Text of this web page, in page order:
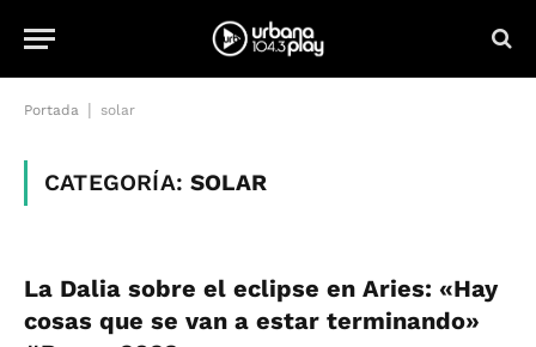
Portada solar
CATEGORÍA:SOLAR
La Dalia sobre el eclipse en Aries: «Hay
cosas que se van a estar terminando»